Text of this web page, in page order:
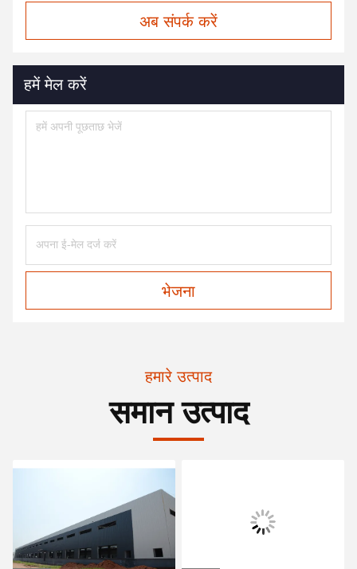
अब संपर्क करें
हमें मेल करें
भेजना
हमारे उत्पाद
समान उत्पाद